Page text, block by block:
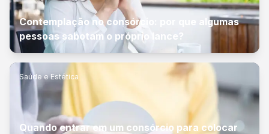
Contemplação no consórcio: por que algumas
pessoas sabotam o próprio lance?
Saúde e Estética
Quando entrar em um consórcio para colocar